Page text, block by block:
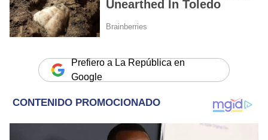
Prefiero a La República en
Google